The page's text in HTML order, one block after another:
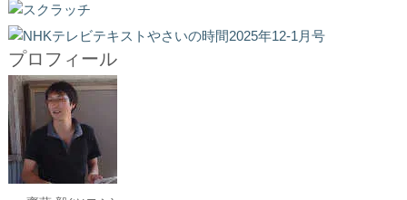
プロフィール